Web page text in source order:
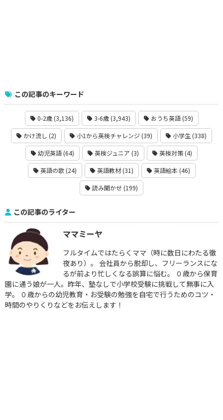
この記事のキーワード
0-2歳 (3,136) 3-6歳 (3,943) おうち英語 (59)
かけ流し (2) 小1から英検チャレンジ (39) 小学生 (338)
幼児英語 (64) 英検ジュニア (3) 英検対策 (4)
英語の歌 (24) 英語教材 (31) 英語絵本 (46)
読み聞かせ (199)
この記事のライター
ママミーヤ
フルタイムではたらくママ（時に数日にわたる徹
夜あり）。 会社員から脱却し、フリーランスにな
るが前より忙しくなる誤算に悩む。 ０歳から保育
園に通う娘が一人。昨年、塾なしで小学校受験に挑戦して無事に入
学。 ０歳からの幼児教育・お受験の勉強を自宅で行うためのコツ・
時間のやりくりなどをお伝えします！